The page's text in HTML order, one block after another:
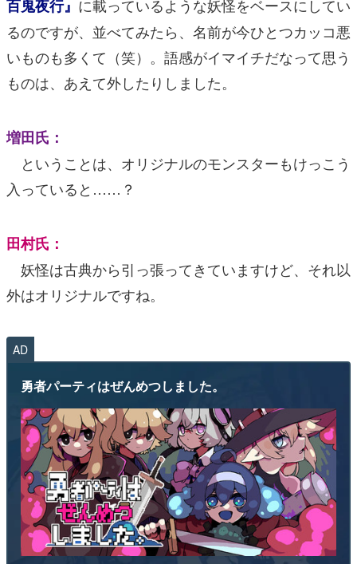
百鬼夜行』 に載っているような妖怪をベースにしてい
るのですが、並べてみたら、名前が今ひとつカッコ悪
いものも多くて（笑）。語感がイマイチだなって思う
ものは、あえて外したりしました。
増田氏：
ということは、オリジナルのモンスターもけっこう
入っていると……？
田村氏：
妖怪は古典から引っ張ってきていますけど、それ以
外はオリジナルですね。
AD
勇者パーティはぜんめつしました。